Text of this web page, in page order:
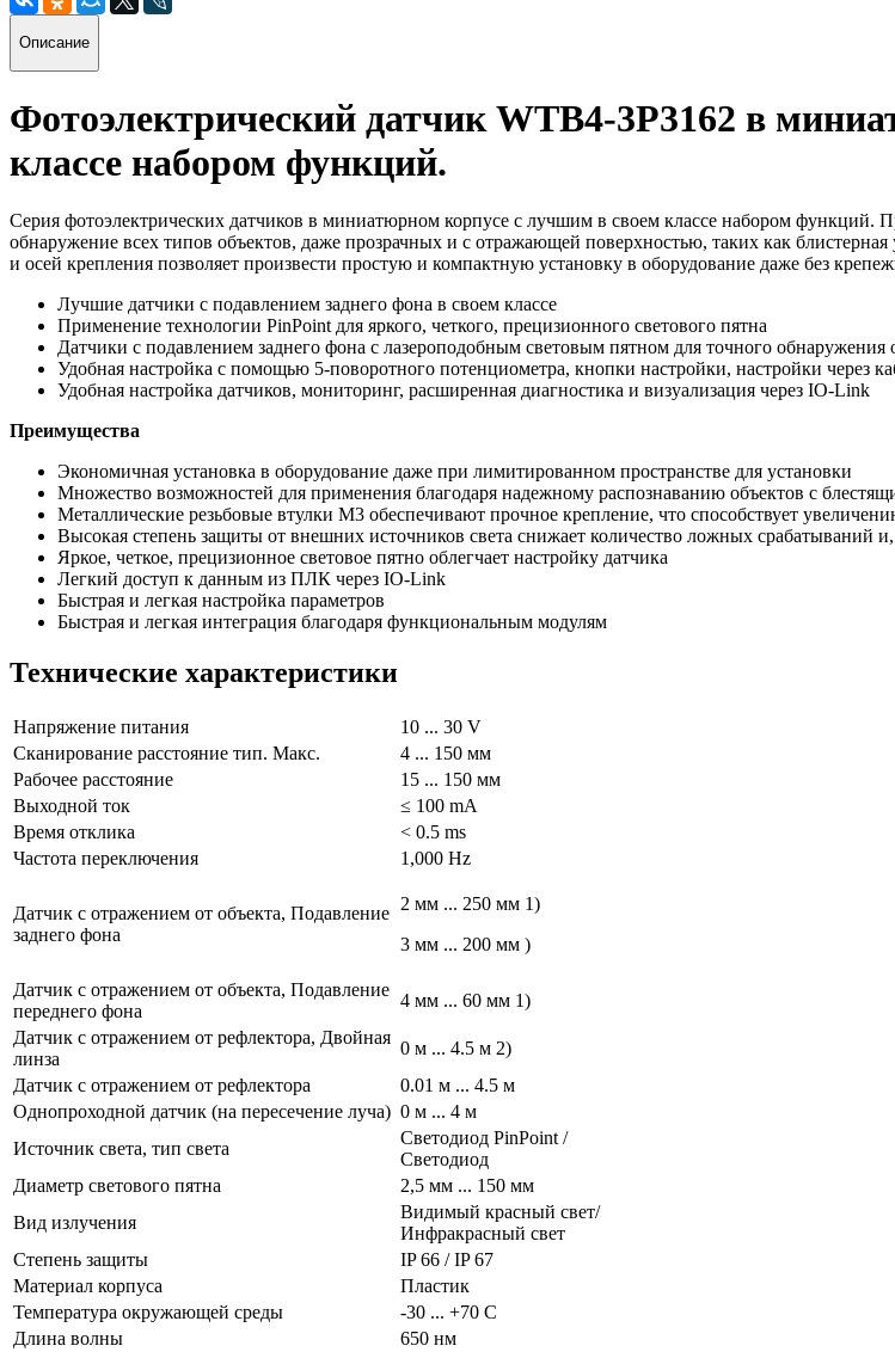
Описание
Фотоэлектрический датчик WTB4-3P3162 в
классе набором функций.
Серия фотоэлектрических датчиков в миниатюрном корпусе с лучшим в своем классе набором
обнаружение всех типов объектов, даже прозрачных и с отражающей поверхностью, таких как
и осей крепления позволяет произвести простую и компактную установку в оборудование даже без
Лучшие датчики с подавлением заднего фона в своем классе
Применение технологии PinPoint для яркого, четкого, прецизионного светового пятна
Датчики с подавлением заднего фона c лазероподобным световым пятном для точного обнаружения
Удобная настройка с помощью 5-поворотного потенциометра, кнопки настройки, настройки через
Удобная настройка датчиков, мониторинг, расширенная диагностика и визуализация через IO-Link
Преимущества
Экономичная установка в оборудование даже при лимитированном пространстве для установки
Множество возможностей для применения благодаря надежному распознаванию объектов с
Металлические резьбовые втулки M3 обеспечивают прочное крепление, что способствует
Высокая степень защиты от внешних источников света снижает количество ложных срабатываний и,
Яркое, четкое, прецизионное световое пятно облегчает настройку датчика
Легкий доступ к данным из ПЛК через IO-Link
Быстрая и легкая настройка параметров
Быстрая и легкая интеграция благодаря функциональным модулям
Технические характеристики
Напряжение питания
10 ... 30 V
Сканирование расстояние тип. Макс.
4 ... 150 мм
Рабочее расстояние
15 ... 150 мм
Выходной ток
≤ 100 mA
Время отклика
< 0.5 ms
Частота переключения
1,000 Hz
Датчик с отражением от объекта, Подавление
заднего фона
2 мм ... 250 мм 1)
3 мм ... 200 мм )
Датчик с отражением от объекта, Подавление
переднего фона
4 мм ... 60 мм 1)
Датчик с отражением от рефлектора, Двойная
линза
0 м ... 4.5 м 2)
Датчик с отражением от рефлектора
0.01 м ... 4.5 м
Однопроходной датчик (на пересечение луча) 0 м ... 4 м
Источник света, тип света
Светодиод PinPoint /
Светодиод
Диаметр светового пятна
2,5 мм ... 150 мм
Вид излучения
Видимый красный свет/
Инфракрасный свет
Степень защиты
IP 66 / IP 67
Материал корпуса
Пластик
Температура окружающей среды
-30 ... +70 С
Длина волны
650 нм